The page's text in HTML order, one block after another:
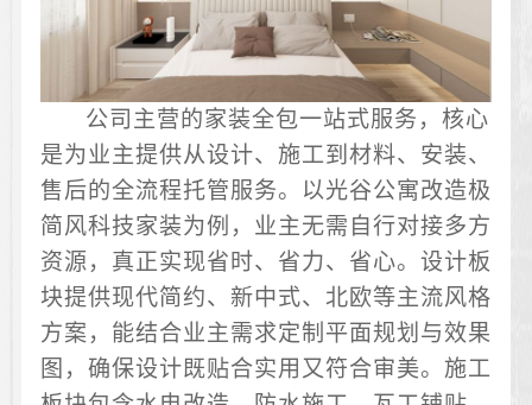
公司主营的家装全包一站式服务，核心
是为业主提供从设计、施工到材料、安装、
售后的全流程托管服务。以光谷公寓改造极
简风科技家装为例，业主无需自行对接多方
资源，真正实现省时、省力、省心。设计板
块提供现代简约、新中式、北欧等主流风格
方案，能结合业主需求定制平面规划与效果
图，确保设计既贴合实用又符合审美。施工